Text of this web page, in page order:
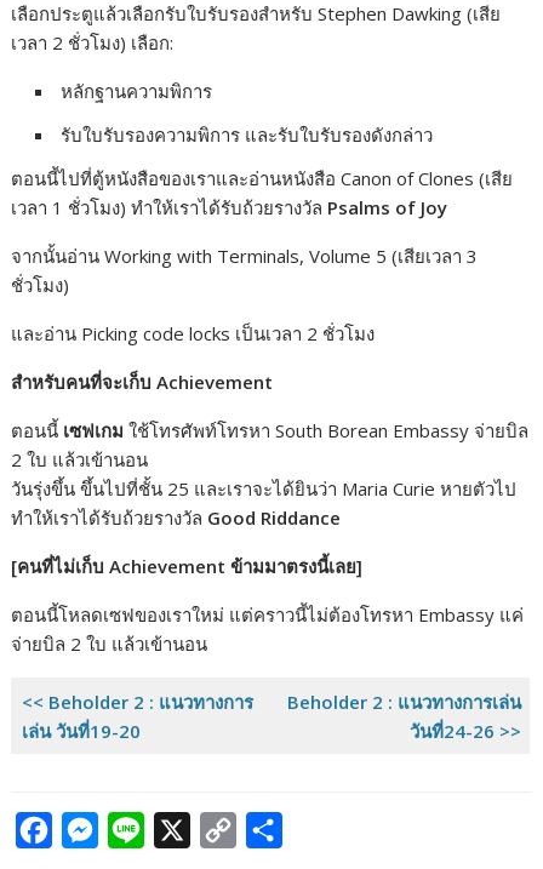
เลือกประตูแล้วเลือกรับใบรับรองสำหรับ Stephen Dawking (เสีย
เวลา 2 ชั่วโมง) เลือก:
หลักฐานความพิการ
รับใบรับรองความพิการ และรับใบรับรองดังกล่าว
ตอนนี้ไปที่ตู้หนังสือของเราและอ่านหนังสือ Canon of Clones (เสีย
เวลา 1 ชั่วโมง) ทำให้เราได้รับถ้วยรางวัล Psalms of Joy
จากนั้นอ่าน Working with Terminals, Volume 5 (เสียเวลา 3
ชั่วโมง)
และอ่าน Picking code locks เป็นเวลา 2 ชั่วโมง
สำหรับคนที่จะเก็บ Achievement
ตอนนี้ เซฟเกม ใช้โทรศัพท์โทรหา South Borean Embassy จ่ายบิล
2 ใบ แล้วเข้านอน
วันรุ่งขึ้น ขึ้นไปที่ชั้น 25 และเราจะได้ยินว่า Maria Curie หายตัวไป
ทำให้เราได้รับถ้วยรางวัล Good Riddance
[คนที่ไม่เก็บ Achievement ข้ามมาตรงนี้เลย]
ตอนนี้โหลดเซฟของเราใหม่ แต่คราวนี้ไม่ต้องโทรหา Embassy แค่
จ่ายบิล 2 ใบ แล้วเข้านอน
<< Beholder 2 : แนวทางการ
เล่น วันที่19-20
Beholder 2 : แนวทางการเล่น
วันที่24-26 >>
M